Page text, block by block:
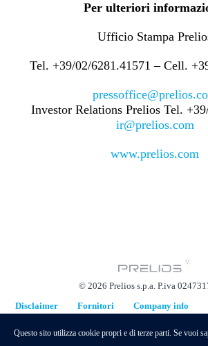
Per ulteriori
Ufficio Stampa
Tel. +39/02/6281.41571 – Cell.
Investor Relations Prelios Tel.
ir@prelios.com
www.prelios.com
© 2026 Prelios s.p.a. P.iva
Disclaimer
Fornitori Company info
hidden
Questo sito utilizza cookie propri e di terze parti. Se vuoi